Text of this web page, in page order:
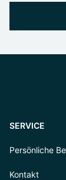
SERVICE
Persönliche
Kontakt